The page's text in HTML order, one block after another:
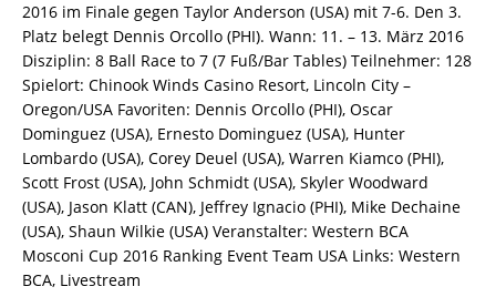
2016 im Finale gegen Taylor Anderson (USA) mit 7-6. Den 3.
Platz belegt Dennis Orcollo (PHI). Wann: 11. – 13. März 2016
Disziplin: 8 Ball Race to 7 (7 Fuß/Bar Tables) Teilnehmer: 128
Spielort: Chinook Winds Casino Resort, Lincoln City –
Oregon/USA Favoriten: Dennis Orcollo (PHI), Oscar
Dominguez (USA), Ernesto Dominguez (USA), Hunter
Lombardo (USA), Corey Deuel (USA), Warren Kiamco (PHI),
Scott Frost (USA), John Schmidt (USA), Skyler Woodward
(USA), Jason Klatt (CAN), Jeffrey Ignacio (PHI), Mike Dechaine
(USA), Shaun Wilkie (USA) Veranstalter: Western BCA
Mosconi Cup 2016 Ranking Event Team USA Links: Western
BCA, Livestream